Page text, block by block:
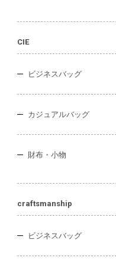
CIE
ビジネスバッグ
カジュアルバッグ
財布・小物
craftsmanship
ビジネスバッグ